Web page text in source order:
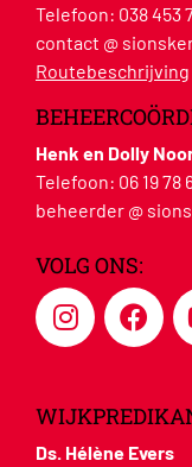
Telefoon: 038 453
contact @
Routebeschrijving
Henk en Dolly
Telefoon: 06 19 78
beheerder @
VOLG ONS:
Ds. Hélène Evers